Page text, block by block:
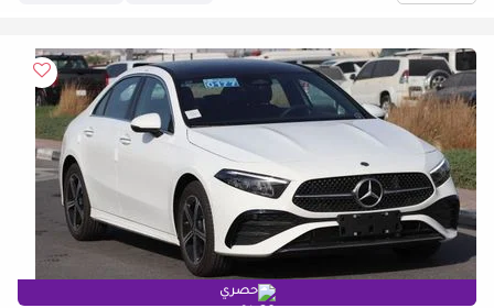
حصري